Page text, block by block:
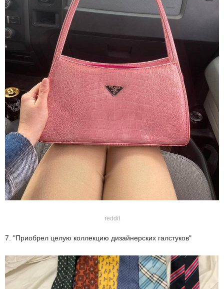
reddit
7. "Приобрел целую коллекцию дизайнерских галстуков"